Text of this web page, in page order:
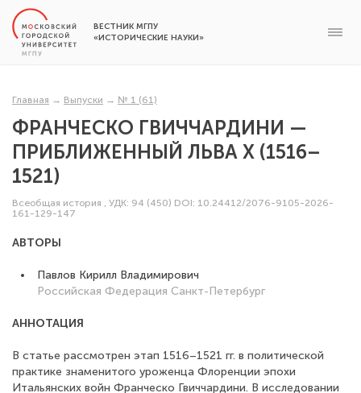
ВЕСТНИК МГПУ
«ИСТОРИЧЕСКИЕ НАУКИ»
Главная → Выпуски → № 1 (61)
ФРАНЧЕСКО ГВИЧЧАРДИНИ —
ПРИБЛИЖЕННЫЙ ЛЬВА X (1516–
1521)
Всеобщая история , УДК: 94 (450) DOI: 10.24412/2076-9105-2026-
161-129-147
АВТОРЫ
Павлов Кирилл Владимирович
Российская Федерация Санкт-Петербург
АННОТАЦИЯ
В статье рассмотрен этап 1516–1521 гг. в политической
практике знаменитого уроженца Флоренции эпохи
Итальянских войн Франческо Гвиччардини. В исследовании